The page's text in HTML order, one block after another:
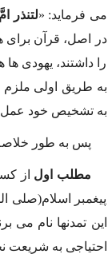
مى فرماید: «لتنذر
در اصل، قرآن براى
را داشتند، یهودى
به طریق اولى ملزم
به تشخیص خود عمل
پس به طور
مطلب اول از
پیغمبر اسلام(صلى
این تمدنها نام مى
احتیاجى به شریعت